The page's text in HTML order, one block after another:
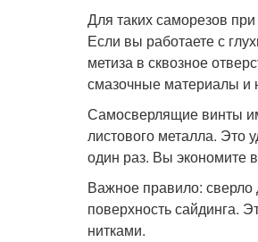
Для таких саморезов
Если вы работаете с
метиза в сквозное
смазочные материалы и
Самосверлящие винты
листового металла. Это
один раз. Вы экономите
Важное правило: сверло
поверхность сайдинга.
нитками.